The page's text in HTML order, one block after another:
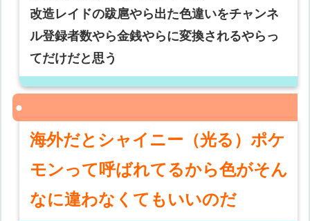
改造レイドの跋扈やら出た色違いをチャンネ
ル登録者数やら金銭やらに変換されるやらっ
てだけだと思う
海外だとシャイニー（光る）ポケ
モンって呼ばれてるから色がそん
なに違わなくてもいいのだ